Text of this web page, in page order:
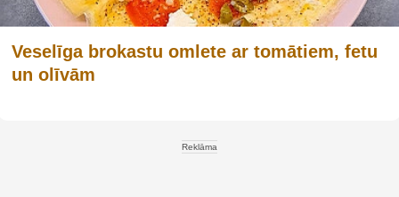
Veselīga brokastu omlete ar tomātiem, fetu
un olīvām
Reklāma